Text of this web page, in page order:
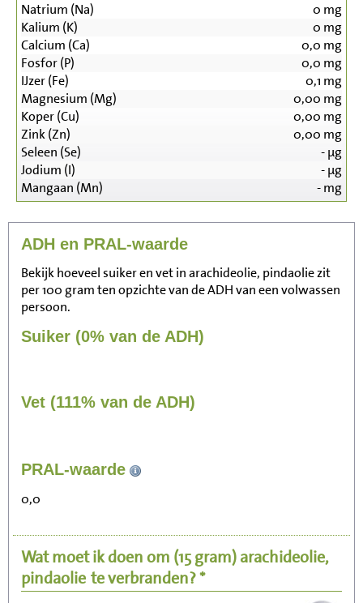
Natrium (Na) 0 mg
Kalium (K)
0 mg
Calcium (Ca)
0,0 mg
Fosfor (P)
0,0 mg
IJzer (Fe)
0,1 mg
Magnesium (Mg)
0,00 mg
Koper (Cu)
0,00 mg
Zink (Zn)
0,00 mg
Seleen (Se)
-µg
Jodium (I)
-µg
Mangaan (Mn)
-mg
ADH en PRAL-waarde
Bekijk hoeveel suiker en vet in arachideolie, pindaolie zit
per 100 gram ten opzichte van de ADH van een volwassen
persoon.
Suiker (0% van de ADH)
Vet (111% van de ADH)
PRAL-waarde
0,0
Wat moet ik doen om (15 gram)arachideolie,
pindaolie te verbranden? *
Zitten, tv kijken
Wandelen (5 km/uur) 23